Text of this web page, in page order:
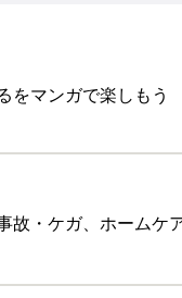
をマンガで楽しもう
故・ケガ、ホームケ